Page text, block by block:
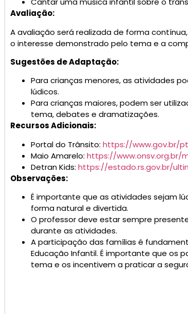
Avaliação:
A avaliação será realizada de forma
o interesse demonstrado pelo tema e a
Sugestões de Adaptação:
Para crianças menores, as atividades
lúdicos.
Para crianças maiores, podem ser
tema, debates e dramatizações.
Recursos Adicionais:
Portal do Trânsito: https://www.gov.br/
Maio Amarelo: https://www.onsv.org.br/
Detran Kids: https://estado.rs.gov.br/
Observações:
É importante que as atividades sejam
forma natural e divertida.
O professor deve estar sempre
durante as atividades.
A participação das famílias é
Educação Infantil. É importante que os
tema e os incentivem a praticar a